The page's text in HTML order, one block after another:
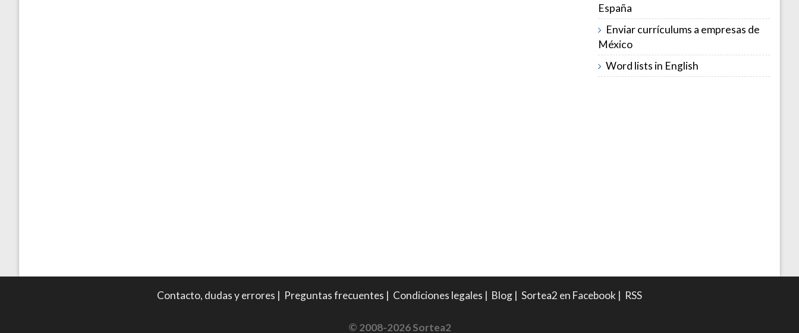
España
Enviar currículums a empresas de
México
Word lists in English
Contacto, dudas y errores | Preguntas frecuentes | Condiciones legales | Blog | Sortea2 en Facebook | RSS
© 2008-2026 Sortea2